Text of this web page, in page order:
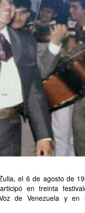
el 6 de agosto de
en treinta
de Venezuela y